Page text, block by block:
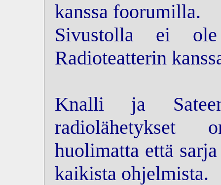
kanssa foorumilla.
Sivustolla ei
Radioteatterin
Knalli ja
radiolähetykset
huolimatta että
kaikista ohjelmista.